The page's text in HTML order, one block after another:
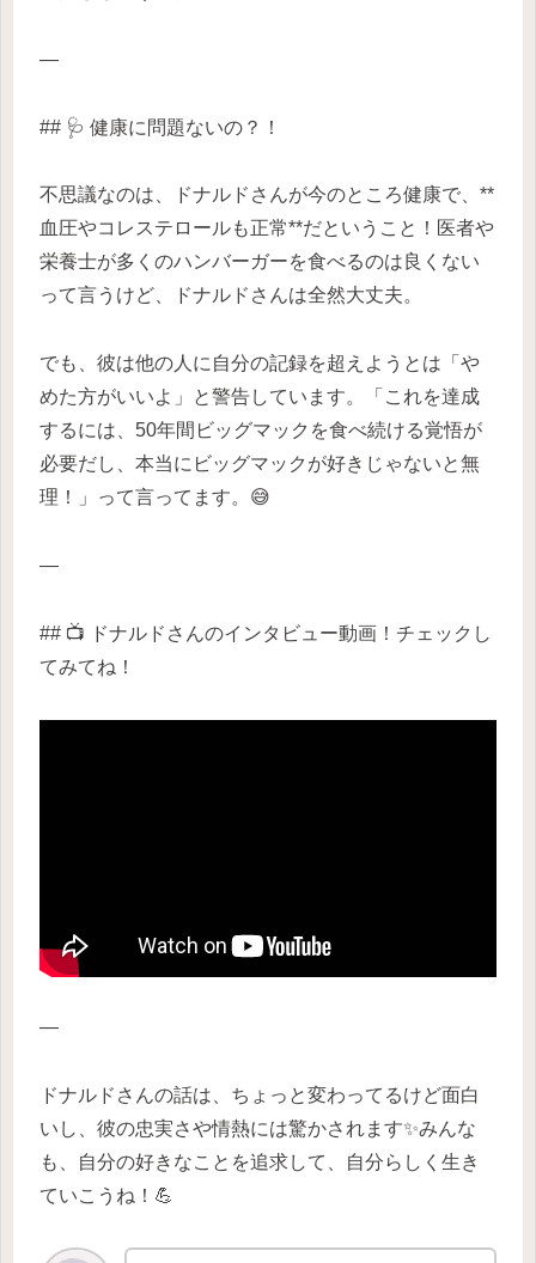
—
## 🩺 健康に問題ないの？！
不思議なのは、ドナルドさんが今のところ健康で、**
血圧やコレステロールも正常**だということ！医者や
栄養士が多くのハンバーガーを食べるのは良くない
って言うけど、ドナルドさんは全然大丈夫。
でも、彼は他の人に自分の記録を超えようとは「や
めた方がいいよ」と警告しています。「これを達成
するには、50年間ビッグマックを食べ続ける覚悟が
必要だし、本当にビッグマックが好きじゃないと無
理！」って言ってます。😅
—
## 📺 ドナルドさんのインタビュー動画！チェックし
てみてね！
—
ドナルドさんの話は、ちょっと変わってるけど面白
いし、彼の忠実さや情熱には驚かされます✨みんな
も、自分の好きなことを追求して、自分らしく生き
ていこうね！💪